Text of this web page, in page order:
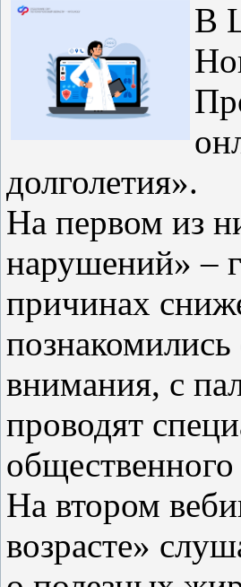
В
долголетия».
На первом из
нарушений» –
причинах
внимания, с
проводят
На втором
возрасте»